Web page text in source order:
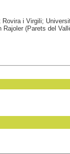
i Virgili;
Rajoler (Parets del